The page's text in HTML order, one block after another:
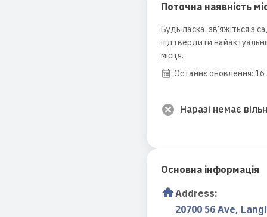
Поточна наявність
Будь ласка, зв’яжіться з
підтвердити
місця.
Останнє оновлення: 16
Наразі немає
Основна інформація
Address:
20700 56 Ave,